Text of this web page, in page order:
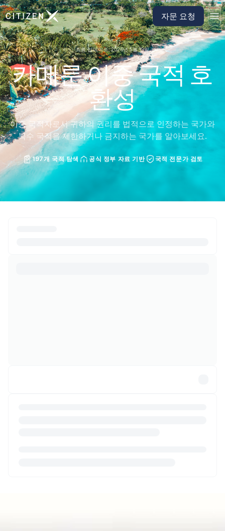
CitizenX 홈페이지로 이동 자문 요청
최종 업데이트: 2026년 5월 19일
카메룬 이중 국적 호
환성
이중 국적자로서 귀하의 권리를 법적으로 인정하는 국가와
복수 국적을 제한하거나 금지하는 국가를 알아보세요.
197개 국적 탐색 공식 정부 자료 기반 국적 전문가 검토